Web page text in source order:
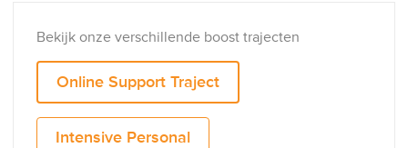
OVER ONS
ONZE WERKWIJZE
WAAROM DBB
CONTACT
Bekijk onze verschillende boost trajecten
Online Support Traject
Intensive Personal